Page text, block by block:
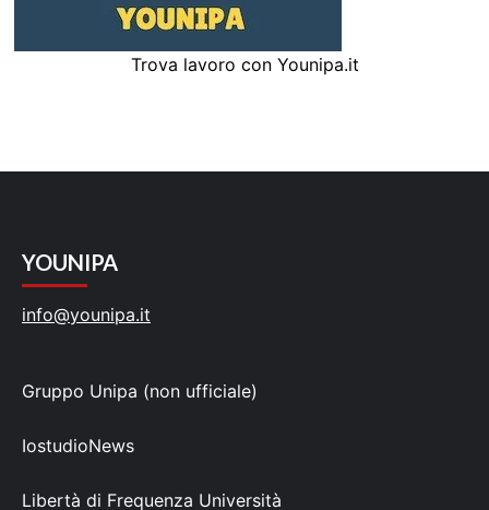
Trova lavoro con Younipa.it
YOUNIPA
info@younipa.it
Gruppo Unipa (non ufficiale)
IostudioNews
Libertà di Frequenza Università